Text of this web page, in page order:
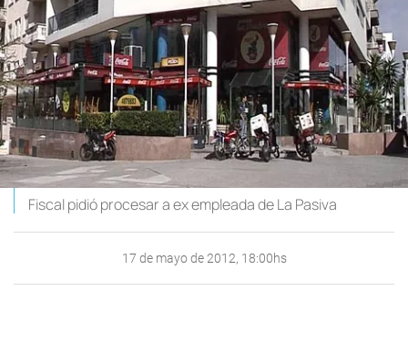
Fiscal pidió procesar a ex empleada de La Pasiva
17 de mayo de 2012, 18:00hs